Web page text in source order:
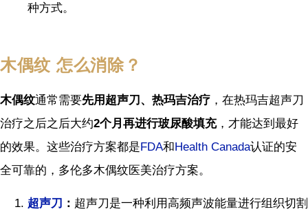
种方式。
木偶纹 怎么消除？
木偶纹通常需要先用超声刀、热玛吉治疗 ，在热玛吉超声刀
治疗之后之后大约2个月再进行玻尿酸填充，才能达到最好
的效果。这些治疗方案都是FDA和Health Canada认证的安
全可靠的，多伦多木偶纹医美治疗方案。
超声刀 ： 超声刀是一种利用高频声波能量进行组织切割